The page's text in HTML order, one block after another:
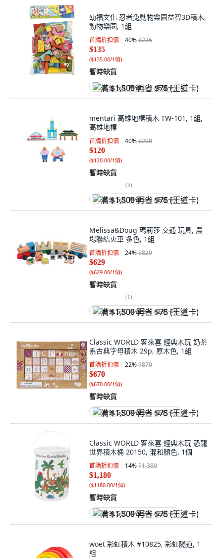
幼福文化 忍者兔動物樂園益智3D積木,
動物樂園, 1組
首購折扣價 40%$226
$135
($135.00/1個)
暫時缺貨
满 $1,500 再省 $75 (王道卡)
mentari 高雄地標積木 TW-101, 1組,
高雄地標
首購折扣價 40%$200
$120
($120.00/1個)
暫時缺貨
(3)
满 $1,500 再省 $75 (王道卡)
Melissa&Doug 瑪莉莎 交通 玩具, 農
場聯結火車 多色, 1組
首購折扣價 24%$829
$629
($629.00/1個)
暫時缺貨
(1)
满 $1,500 再省 $75 (王道卡)
Classic WORLD 客來喜 經典木玩 奶茶
系古典字母積木 29p, 原木色, 1組
首購折扣價 22%$870
$670
($670.00/1個)
暫時缺貨
满 $1,500 再省 $75 (王道卡)
Classic WORLD 客來喜 經典木玩 恐龍
世界積木桶 20150, 混和顏色, 1個
首購折扣價 14%$1,380
$1,180
($1180.00/1個)
暫時缺貨
满 $1,500 再省 $75 (王道卡)
woet 彩虹積木 #10825, 彩虹隧道, 1
組